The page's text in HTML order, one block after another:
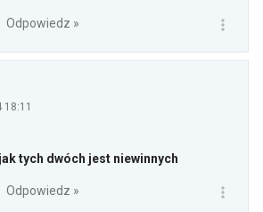
Odpowiedz »
18:11
tych dwóch jest niewinnych
Odpowiedz »